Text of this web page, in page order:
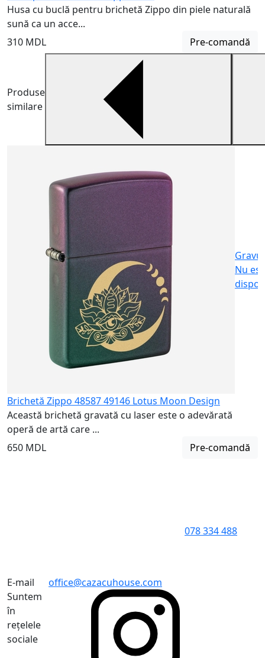
Husa cu buclă pentru brichetă Zippo din piele naturală
sună ca un acce...
310 MDL
Pre-comandă
Produse
similare
Nu
Brichetă Zippo 48587 49146 Lotus Moon Design
Această brichetă gravată cu laser este o adevărată
operă de artă care ...
650 MDL
Pre-comandă
078 334 488
E-mail
office@cazacuhouse.com
Suntem
în
rețelele
sociale